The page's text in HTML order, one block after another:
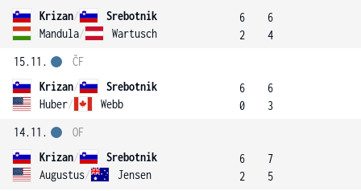
Krizan/
Srebotnik
Mandula/ Wartusch
6
2
6
4
15.11.
Krizan/
Srebotnik
Huber/ Webb
ČF
6
0
6
3
14.11.
Krizan/
Srebotnik
Augustus/ Jensen
OF
6
2
7
5